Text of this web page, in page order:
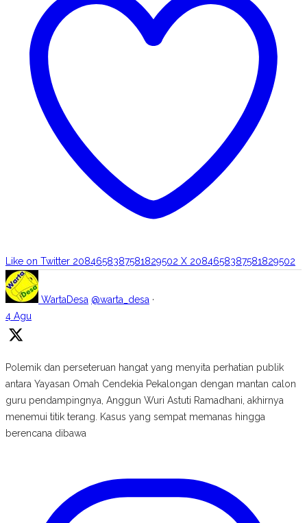
Like on Twitter 2084658387581829502 X 2084658387581829502
WartaDesa @warta_desa ·
4 Agu
Polemik dan perseteruan hangat yang menyita perhatian publik
antara Yayasan Omah Cendekia Pekalongan dengan mantan calon
guru pendampingnya, Anggun Wuri Astuti Ramadhani, akhirnya
menemui titik terang. Kasus yang sempat memanas hingga
berencana dibawa